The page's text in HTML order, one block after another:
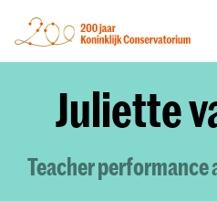
Juliette
Teacher